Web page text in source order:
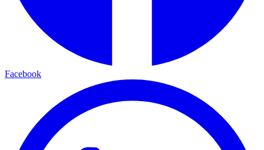
Facebook